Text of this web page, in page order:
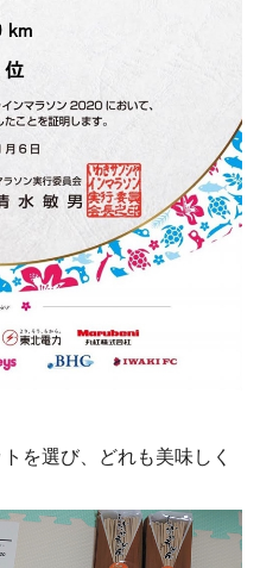
を選び、どれも美味しく